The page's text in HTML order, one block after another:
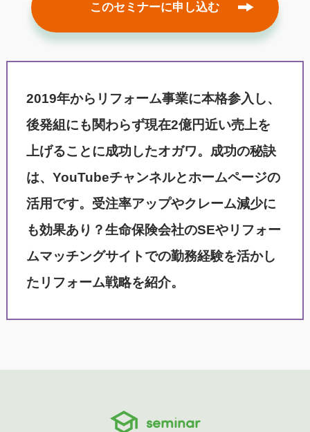
このセミナーに申し込む
2019年からリフォーム事業に本格参入し、
後発組にも関わらず現在2億円近い売上を
上げることに成功したオガワ。成功の秘訣
は、YouTubeチャンネルとホームページの
活用です。受注率アップやクレーム減少に
も効果あり？生命保険会社のSEやリフォー
ムマッチングサイトでの勤務経験を活かし
たリフォーム戦略を紹介。
seminar